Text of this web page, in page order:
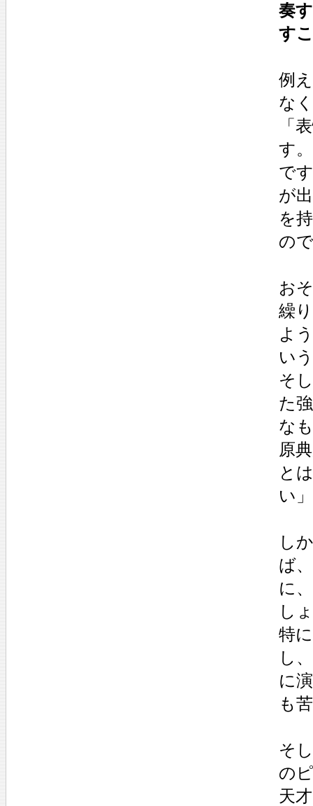
奏
す
例
な
「
す。
で
が
を
の
お
繰
よ
い
そ
た
な
原
と
い
し
ば
に
し
特
し
に
も
そ
の
天